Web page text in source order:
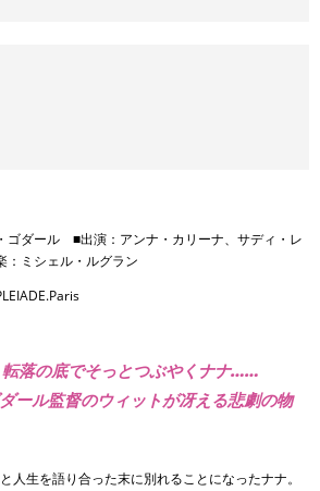
ゴダール ■出演：アンナ・カリーナ、サディ・レ
：ミシェル・ルグラン
転落の底でそっとつぶやくナナ……
ール監督のウィットが冴える悲劇の物
人生を語り合った末に別れることになったナナ。